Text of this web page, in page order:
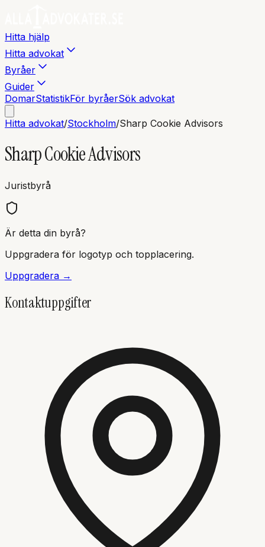
Hitta hjälp
Hitta advokat
Byråer
Guider
DomarStatistikFör byråerSök advokat
Hitta advokat/Stockholm/Sharp Cookie Advisors
Sharp Cookie Advisors
Juristbyrå
Är detta din byrå?
Uppgradera för logotyp och topplacering.
Uppgradera →
Kontaktuppgifter